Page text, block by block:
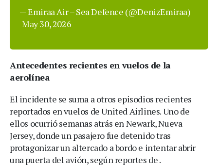
— Emiraa Air – Sea Defence (@DenizEmiraa)
May 30, 2026
Antecedentes recientes en vuelos de la
aerolínea
El incidente se suma a otros episodios recientes
reportados en vuelos de United Airlines. Uno de
ellos ocurrió semanas atrás en Newark, Nueva
Jersey, donde un pasajero fue detenido tras
protagonizar un altercado a bordo e intentar abrir
una puerta del avión, según reportes de .